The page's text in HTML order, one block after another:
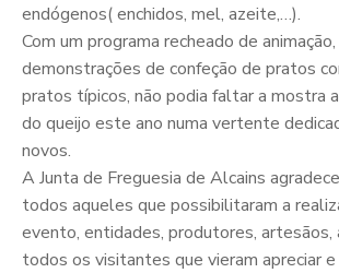
endógenos( enchidos, mel, azeite,…).
Com um programa recheado de
demonstrações de confeção de pratos
pratos típicos, não podia faltar a mostra
do queijo este ano numa vertente
novos.
A Junta de Freguesia de Alcains
todos aqueles que possibilitaram a
evento, entidades, produtores, artesãos,
todos os visitantes que vieram apreciar